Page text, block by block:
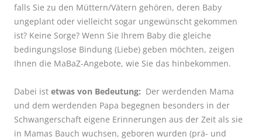
falls Sie zu den Müttern/Vätern gehören, deren Baby
ungeplant oder vielleicht sogar ungewünscht gekommen
ist? Keine Sorge? Wenn Sie Ihrem Baby die gleiche
bedingungslose Bindung (Liebe) geben möchten, zeigen
Ihnen die MaBaZ-Angebote, wie Sie das hinbekommen.
Dabei ist etwas von Bedeutung: Der werdenden Mama
und dem werdenden Papa begegnen besonders in der
Schwangerschaft eigene Erinnerungen aus der Zeit als sie
in Mamas Bauch wuchsen, geboren wurden (prä- und